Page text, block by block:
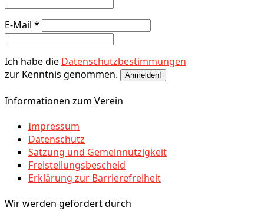
E-Mail *
Ich habe die Datenschutzbestimmungen
zur Kenntnis genommen.
Informationen zum Verein
Impressum
Datenschutz
Satzung und Gemeinnützigkeit
Freistellungsbescheid
Erklärung zur Barrierefreiheit
Wir werden gefördert durch